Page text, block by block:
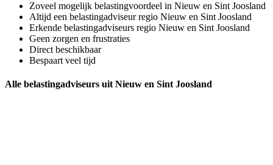
Zoveel mogelijk belastingvoordeel in Nieuw en Sint Joosland
Altijd een belastingadviseur regio Nieuw en Sint Joosland
Erkende belastingadviseurs regio Nieuw en Sint Joosland
Geen zorgen en frustraties
Direct beschikbaar
Bespaart veel tijd
Alle belastingadviseurs uit Nieuw en Sint Joosland